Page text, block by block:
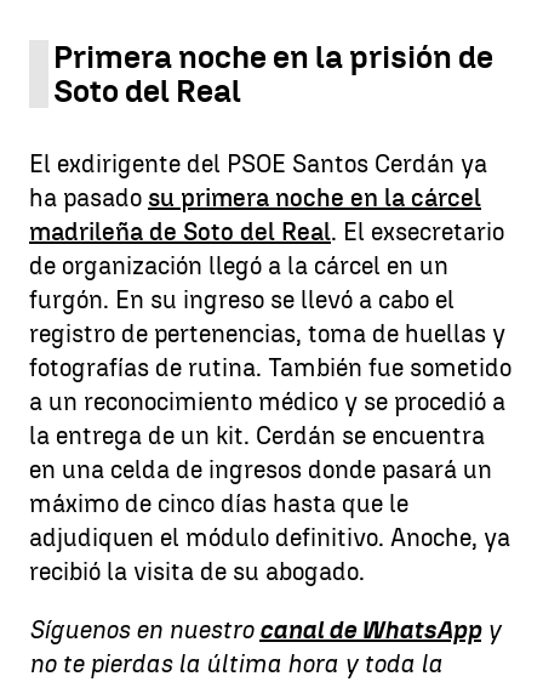
Primera noche en la prisión de
Soto del Real
El exdirigente del PSOE Santos Cerdán ya
ha pasado su primera noche en la cárcel
madrileña de Soto del Real. El exsecretario
de organización llegó a la cárcel en un
furgón. En su ingreso se llevó a cabo el
registro de pertenencias, toma de huellas y
fotografías de rutina. También fue sometido
a un reconocimiento médico y se procedió a
la entrega de un kit. Cerdán se encuentra
en una celda de ingresos donde pasará un
máximo de cinco días hasta que le
adjudiquen el módulo definitivo. Anoche, ya
recibió la visita de su abogado.
Síguenos en nuestro canal de WhatsAppy
no te pierdas la última hora y toda la